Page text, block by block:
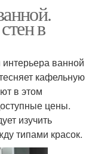
в
ванной
кафельную
в этом
цены.
изучить
типами красок.